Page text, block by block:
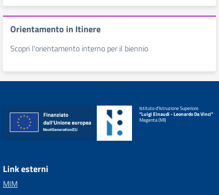
Orientamento in Itinere
Scopri l'orientamento interno per il biennio
Istituto d'Istruzione Superiore
"Luigi Einaudi - Leonardo Da Vinci"
Magenta (MI)
Link esterni
MIM